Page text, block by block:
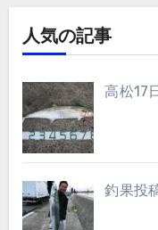
人気の記事
高松17
釣果投